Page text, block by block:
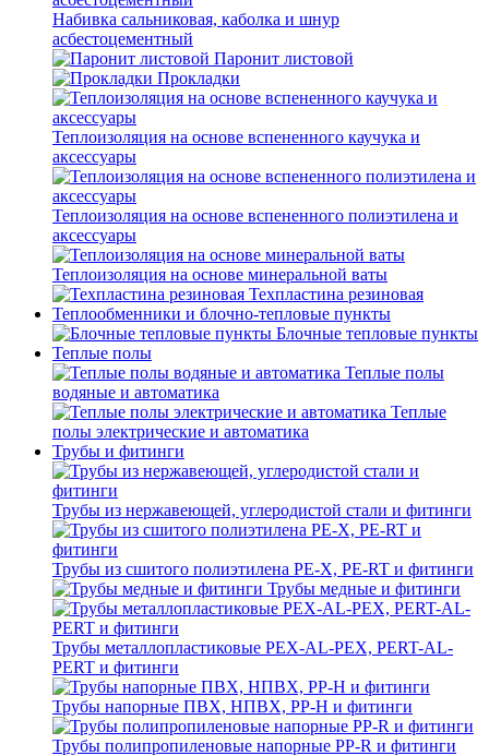
Набивка сальниковая, каболка и шнур
асбестоцементный
Паронит листовой
Прокладки
Теплоизоляция на основе вспененного каучука и
аксессуары
Теплоизоляция на основе вспененного полиэтилена и
аксессуары
Теплоизоляция на основе минеральной ваты
Техпластина резиновая
Теплообменники и блочно-тепловые пункты
Блочные тепловые пункты
Теплые полы
Теплые полы
водяные и автоматика
Теплые
полы электрические и автоматика
Трубы и фитинги
Трубы из нержавеющей, углеродистой стали и фитинги
Трубы из сшитого полиэтилена PE-X, PE-RT и фитинги
Трубы медные и фитинги
Трубы металлопластиковые PEX-AL-PEX, PERT-AL-
PERT и фитинги
Трубы напорные ПВХ, НПВХ, PP-H и фитинги
Трубы полипропиленовые напорные PP-R и фитинги